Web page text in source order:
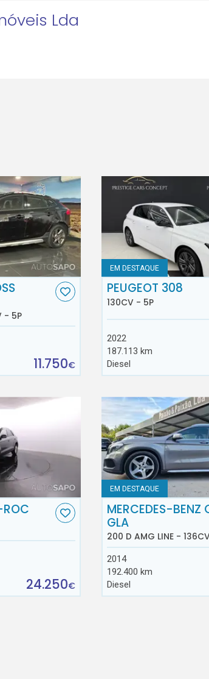
Lda
- 5P
11.750€
EM DESTAQUE
PEUGEOT 308
130CV - 5P
2022
187.113 km
Diesel
24.250€
EM DESTAQUE
MERCEDES-BENZ
GLA
200 D AMG LINE -
2014
192.400 km
Diesel